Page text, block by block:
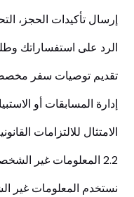
إرسال تأكيدات الحجز،
الرد على استفساراتك
تقديم توصيات سفر
إدارة المسابقات أو
الامتثال للالتزامات
2.2 المعلومات غير الشخصية:
نستخدم المعلومات غير